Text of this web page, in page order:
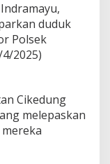
duduk
Polsek
2025)
Cikedung
melepaskan